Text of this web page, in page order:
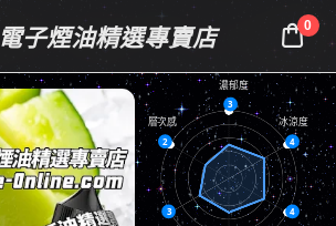
電子煙油精選專賣店 0
3
4
4
3
2
濃郁度
冰涼度
層次感